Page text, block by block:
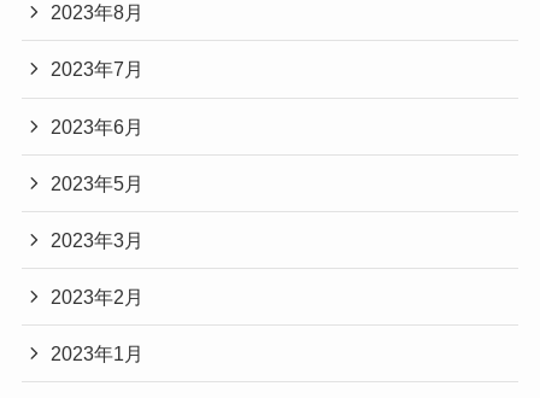
2023年8月
2023年7月
2023年6月
2023年5月
2023年3月
2023年2月
2023年1月